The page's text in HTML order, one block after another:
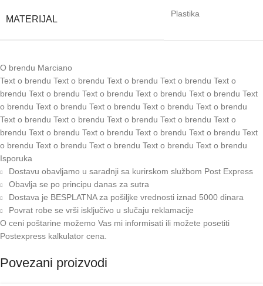
MATERIJAL
Plastika
O brendu Marciano
Text o brendu Text o brendu Text o brendu Text o brendu Text o
brendu Text o brendu Text o brendu Text o brendu Text o brendu Text
o brendu Text o brendu Text o brendu Text o brendu Text o brendu
Text o brendu Text o brendu Text o brendu Text o brendu Text o
brendu Text o brendu Text o brendu Text o brendu Text o brendu Text
o brendu Text o brendu Text o brendu Text o brendu Text o brendu
Isporuka
Dostavu obavljamo u saradnji sa kurirskom službom Post Express
Obavlja se po principu danas za sutra
Dostava je BESPLATNA za pošiljke vrednosti iznad 5000 dinara
Povrat robe se vrši isključivo u slučaju reklamacije
O ceni poštarine možemo Vas mi informisati ili možete posetiti
Postexpress kalkulator cena
Povezani proizvodi